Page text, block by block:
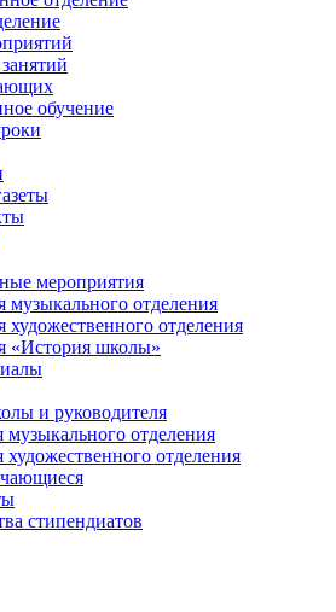
обучение
мероприятия
музыкального отделения
художественного отделения
«История школы»
и руководителя
отделения
отделения
стипендиатов